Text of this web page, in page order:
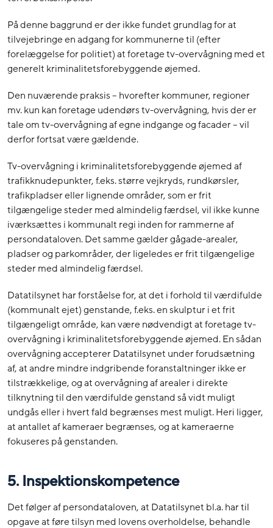
På denne baggrund er der ikke fundet grundlag for at
tilvejebringe en adgang for kommunerne til (efter
forelæggelse for politiet) at foretage tv-overvågning med et
generelt kriminalitetsforebyggende øjemed.
Den nuværende praksis – hvorefter kommuner, regioner
mv. kun kan foretage udendørs tv-overvågning, hvis der er
tale om tv-overvågning af egne indgange og facader – vil
derfor fortsat være gældende.
Tv-overvågning i kriminalitetsforebyggende øjemed af
trafikknudepunkter, f.eks. større vejkryds, rundkørsler,
trafikpladser eller lignende områder, som er frit
tilgængelige steder med almindelig færdsel, vil ikke kunne
iværksættes i kommunalt regi inden for rammerne af
persondataloven. Det samme gælder gågade-arealer,
pladser og parkområder, der ligeledes er frit tilgængelige
steder med almindelig færdsel.
Datatilsynet har forståelse for, at det i forhold til værdifulde
(kommunalt ejet) genstande, f.eks. en skulptur i et frit
tilgængeligt område, kan være nødvendigt at foretage tv-
overvågning i kriminalitetsforebyggende øjemed. En sådan
overvågning accepterer Datatilsynet under forudsætning
af, at andre mindre indgribende foranstaltninger ikke er
tilstrækkelige, og at overvågning af arealer i direkte
tilknytning til den værdifulde genstand så vidt muligt
undgås eller i hvert fald begrænses mest muligt. Heri ligger,
at antallet af kameraer begrænses, og at kameraerne
fokuseres på genstanden.
5. Inspektionskompetence
Det følger af persondataloven, at Datatilsynet bl.a. har til
opgave at føre tilsyn med lovens overholdelse, behandle